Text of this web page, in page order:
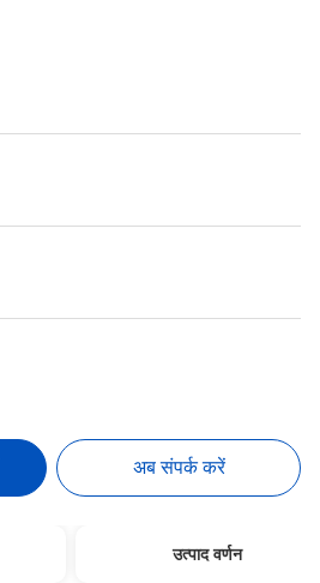
अब संपर्क करें
उत्पाद वर्णन